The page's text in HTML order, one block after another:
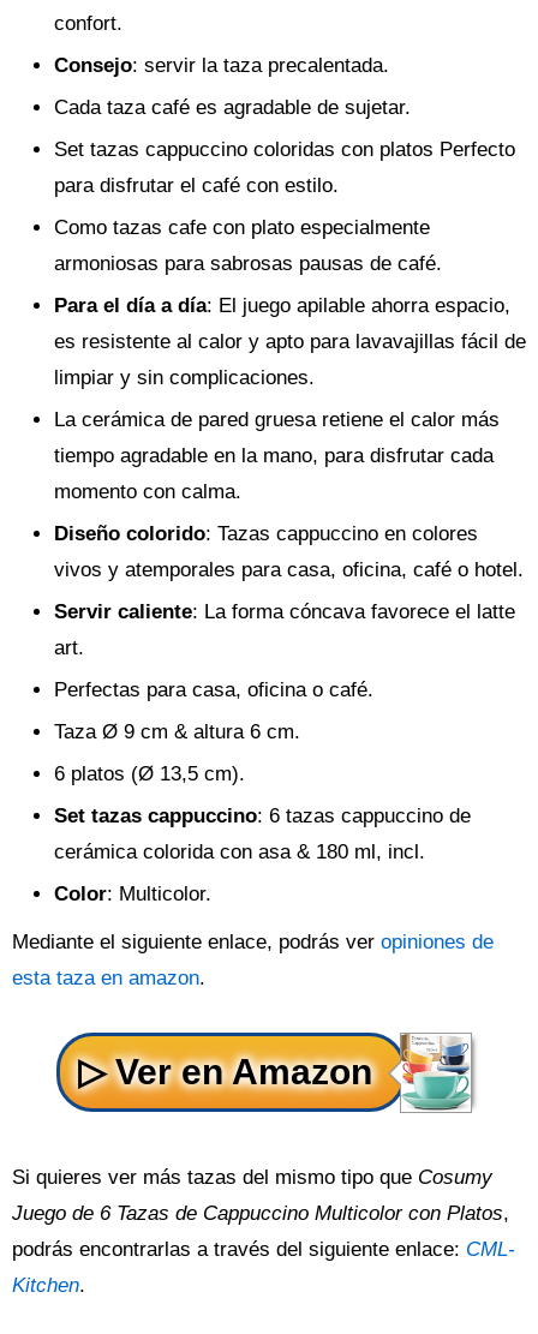
confort.
Consejo: servir la taza precalentada.
Cada taza café es agradable de sujetar.
Set tazas cappuccino coloridas con platos Perfecto
para disfrutar el café con estilo.
Como tazas cafe con plato especialmente
armoniosas para sabrosas pausas de café.
Para el día a día: El juego apilable ahorra espacio,
es resistente al calor y apto para lavavajillas fácil de
limpiar y sin complicaciones.
La cerámica de pared gruesa retiene el calor más
tiempo agradable en la mano, para disfrutar cada
momento con calma.
Diseño colorido: Tazas cappuccino en colores
vivos y atemporales para casa, oficina, café o hotel.
Servir caliente: La forma cóncava favorece el latte
art.
Perfectas para casa, oficina o café.
Taza Ø 9 cm & altura 6 cm.
6 platos (Ø 13,5 cm).
Set tazas cappuccino: 6 tazas cappuccino de
cerámica colorida con asa & 180 ml, incl.
Color: Multicolor.
Mediante el siguiente enlace, podrás ver opiniones de
esta taza en amazon.
Si quieres ver más tazas del mismo tipo que Cosumy
Juego de 6 Tazas de Cappuccino Multicolor con Platos,
podrás encontrarlas a través del siguiente enlace: CML-
Kitchen.